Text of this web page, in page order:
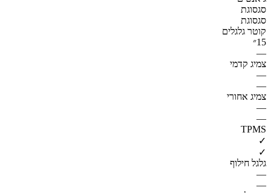
סגסוגת
סגסוגת
קוטר גלגלים
15״
—
צמיג קדמי
—
—
צמיג אחורי
—
—
TPMS
✓
✓
גלגל חילוף
—
—